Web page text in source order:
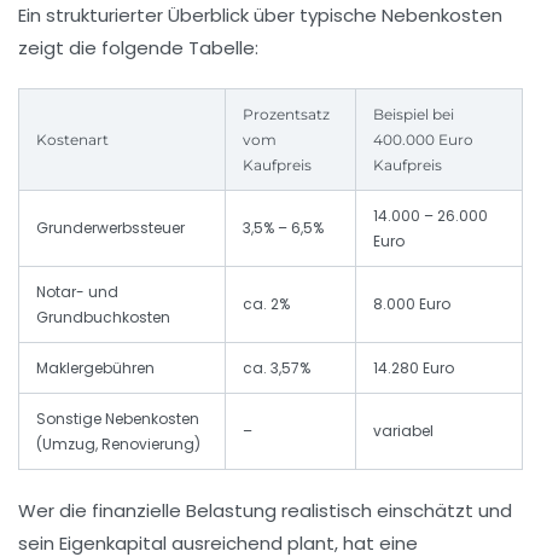
Ein strukturierter Überblick über typische Nebenkosten
zeigt die folgende Tabelle:
Kostenart
Prozentsatz
vom
Kaufpreis
Beispiel bei
400.000 Euro
Kaufpreis
Grunderwerbssteuer 3,5% – 6,5%
14.000 – 26.000
Euro
Notar- und
Grundbuchkosten
ca. 2% 8.000 Euro
Maklergebühren ca. 3,57% 14.280 Euro
Sonstige Nebenkosten
(Umzug, Renovierung)
– variabel
Wer die finanzielle Belastung realistisch einschätzt und
sein Eigenkapital ausreichend plant, hat eine